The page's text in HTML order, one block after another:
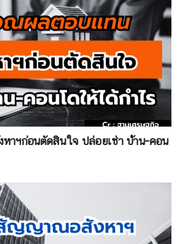
าฯก่อนตัดสินใจ ปล่อยเช่า บ้าน-คอน